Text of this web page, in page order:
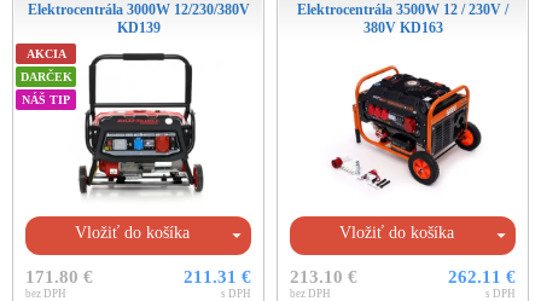
Elektrocentrála 3000W 12/230/380V
KD139
AKCIA
DARČEK
NÁŠ TIP
Vložiť do košíka
171.80 €
bez DPH
211.31 €
s DPH
Elektrocentrála 3500W 12 / 230V /
380V KD163
Vložiť do košíka
213.10 €
bez DPH
262.11 €
s DPH